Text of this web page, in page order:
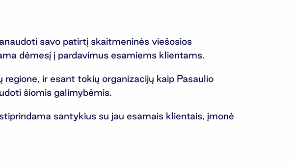
savo patirtį skaitmeninės viešosios
dėmesį į pardavimus esamiems klientams.
ir esant tokių organizacijų kaip Pasaulio
šiomis galimybėmis.
santykius su jau esamais klientais, įmonė